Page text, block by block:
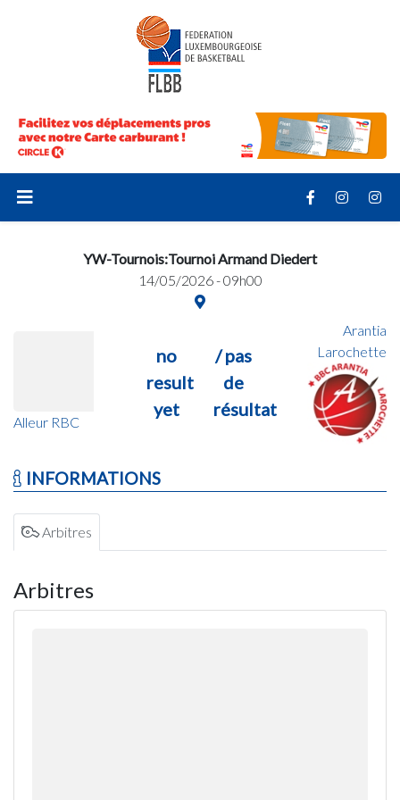
YW-Tournois:Tournoi Armand Diedert
14/05/2026 - 09h00
Alleur RBC
no
result
yet
/ pas
de
résultat
Arantia
Larochette
INFORMATIONS
Arbitres
Arbitres